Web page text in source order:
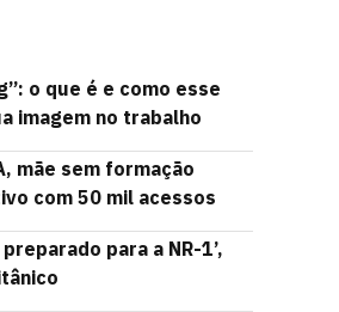
o que é e como esse
imagem no trabalho
mãe sem formação
com 50 mil acessos
para a NR-1’,